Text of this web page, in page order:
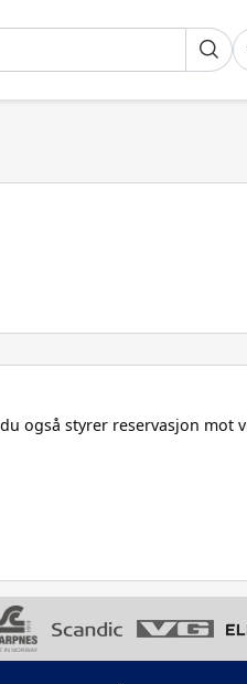
også styrer reservasjon mot